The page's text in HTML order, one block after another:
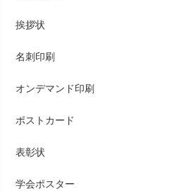
挨拶状
名刺印刷
オンデマンド印刷
ポストカード
表彰状
学会ポスター